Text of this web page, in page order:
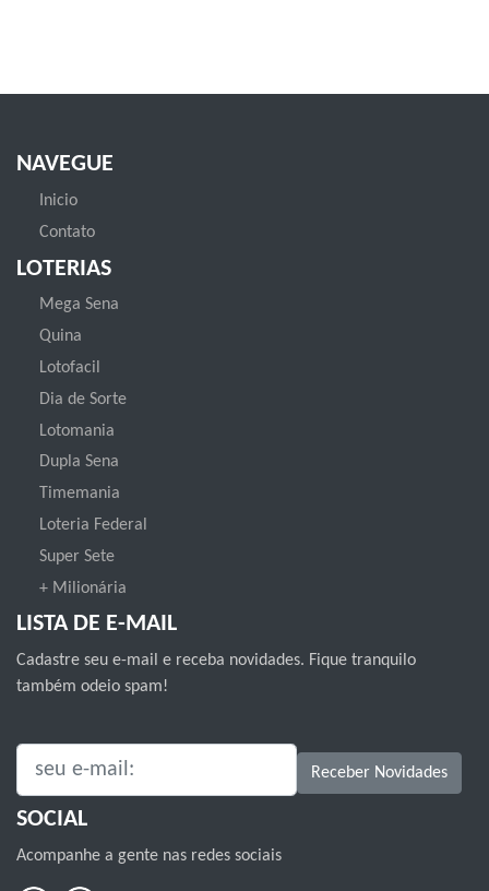
NAVEGUE
Inicio
Contato
LOTERIAS
Mega Sena
Quina
Lotofacil
Dia de Sorte
Lotomania
Dupla Sena
Timemania
Loteria Federal
Super Sete
+ Milionária
LISTA DE E-MAIL
Cadastre seu e-mail e receba novidades. Fique tranquilo
também odeio spam!
SEU E-MAIL: Receber Novidades
SOCIAL
Acompanhe a gente nas redes sociais